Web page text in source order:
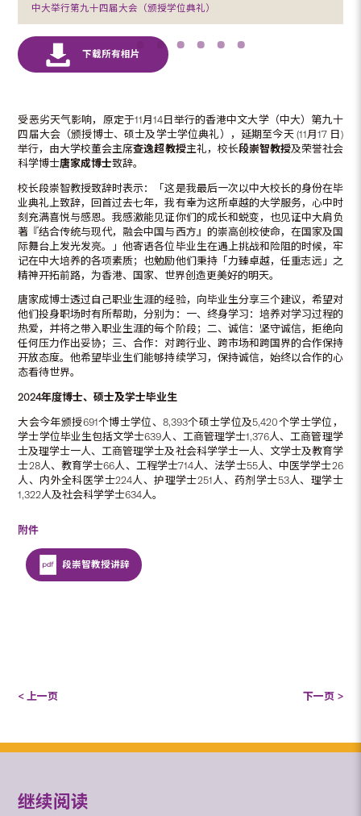
中大举行第九十四届大会（颁授学位典礼）
受恶劣天气影响，原定于11月14日举行的香港中文大学（中大）第九十
四届大会（颁授博士、硕士及学士学位典礼），延期至今天 (11月17 日)
举行，由大学校董会主席查逸超教授主礼，校长段崇智教授及荣誉社会
科学博士唐家成博士致辞。
校长段崇智教授致辞时表示：「这是我最后一次以中大校长的身份在毕
业典礼上致辞，回首过去七年，我有幸为这所卓越的大学服务，心中时
刻充满喜悦与感恩。我感激能见证你们的成长和蜕变，也见证中大肩负
著『结合传统与现代，融会中国与西方』的崇高创校使命，在国家及国
际舞台上发光发亮。」他寄语各位毕业生在遇上挑战和险阻的时候，牢
记在中大培养的各项素质；也勉励他们秉持「力臻卓越，任重志远」之
精神开拓前路，为香港、国家、世界创造更美好的明天。
唐家成博士透过自己职业生涯的经验，向毕业生分享三个建议，希望对
他们投身职场时有所帮助，分别为：一、终身学习：培养对学习过程的
热爱，并将之带入职业生涯的每个阶段；二、诚信：坚守诚信，拒绝向
任何压力作出妥协；三、合作：对跨行业、跨市场和跨国界的合作保持
开放态度。他希望毕业生们能够持续学习，保持诚信，始终以合作的心
态看待世界。
2024年度博士、硕士及学士毕业生
大会今年颁授691个博士学位、8,393个硕士学位及5,420个学士学位，
学士学位毕业生包括文学士639人、工商管理学士1,376人、工商管理学
士及理学士一人、工商管理学士及社会科学学士一人、文学士及教育学
士28人、教育学士66人、工程学士714人、法学士55人、中医学学士26
人、内外全科医学士224人、护理学士251人、药剂学士53人、理学士
1,322人及社会科学学士634人。
附件
段崇智教授讲辞
< 上一页 下一页 >
继续阅读